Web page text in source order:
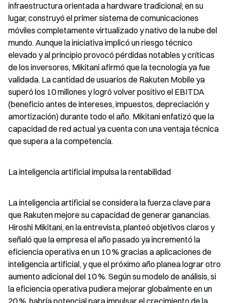
infraestructura orientada a hardware tradicional; en su
lugar, construyó el primer sistema de comunicaciones
móviles completamente virtualizado y nativo de la nube del
mundo. Aunque la iniciativa implicó un riesgo técnico
elevado y al principio provocó pérdidas notables y críticas
de los inversores, Mikitani afirmó que la tecnología ya fue
validada. La cantidad de usuarios de Rakuten Mobile ya
superó los 10 millones y logró volver positivo el EBITDA
(beneficio antes de intereses, impuestos, depreciación y
amortización) durante todo el año. Mikitani enfatizó que la
capacidad de red actual ya cuenta con una ventaja técnica
que supera a la competencia.
La inteligencia artificial impulsa la rentabilidad
La inteligencia artificial se considera la fuerza clave para
que Rakuten mejore su capacidad de generar ganancias.
Hiroshi Mikitani, en la entrevista, planteó objetivos claros y
señaló que la empresa el año pasado ya incrementó la
eficiencia operativa en un 10 % gracias a aplicaciones de
inteligencia artificial, y que el próximo año planea lograr otro
aumento adicional del 10 %. Según su modelo de análisis, si
la eficiencia operativa pudiera mejorar globalmente en un
20 %, habría potencial para impulsar el crecimiento de la